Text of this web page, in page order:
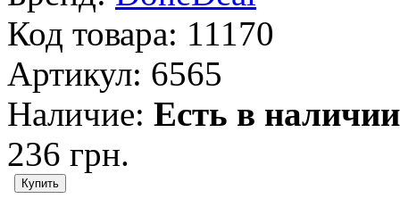
Код товара: 11170
Артикул: 6565
Наличие: Есть в наличии
236 грн.